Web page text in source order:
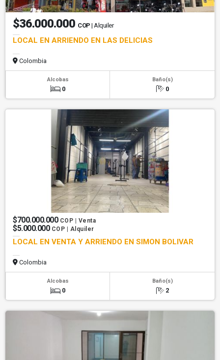
$36.000.000 COP | Alquiler
LOCAL EN ARRIENDO EN LAS DELICIAS
Colombia
Alcobas
0
Baño(s)
0
$700.000.000 COP | Venta
$5.000.000 COP | Alquiler
LOCAL EN VENTA Y ARRIENDO EN SIMON BOLIVAR
Colombia
Alcobas
0
Baño(s)
2